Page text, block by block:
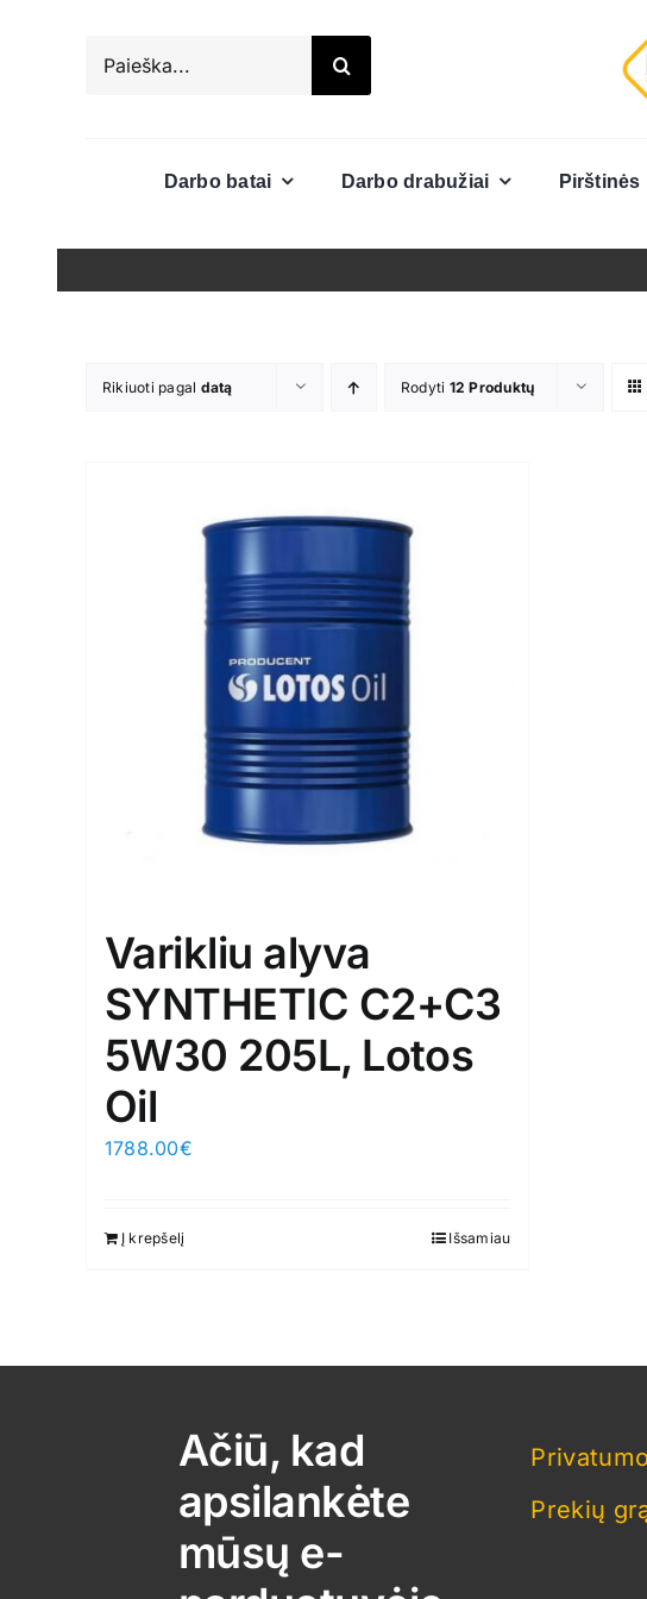
Darbo batai Darbo drabužiai Pirštinės
Rikiuoti pagal datą Rodyti 12 Produktų
Varikliu alyva
SYNTHETIC C2+C3
5W30 205L, Lotos
Oil
1788.00€
Į krepšelį Išsamiau
Ačiū, kad
apsilankėte
mūsų e-
Prekių